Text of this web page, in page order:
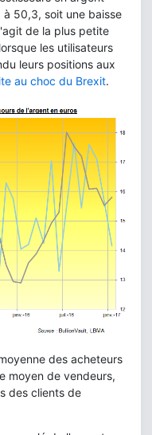
50,3, soit une baisse
de la plus petite
les utilisateurs
leurs positions aux
au choc du Brexit.
des acheteurs
moyen de vendeurs,
des clients de